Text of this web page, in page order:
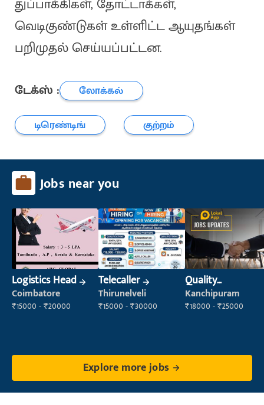
துப்பாக்கிகள், தோட்டாக்கள்,
வெடிகுண்டுகள் உள்ளிட்ட ஆயுதங்கள்
பறிமுதல் செய்யப்பட்டன.
டேக்ஸ் :
லோக்கல்
டிரெண்டிங்
குற்றம்
Jobs near you
Logistics Head
Coimbatore
₹15000 - ₹20000
Telecaller
Thirunelveli
₹15000 - ₹30000
Quality
Inspector
Kanchipuram
₹18000 - ₹25000
Explore more jobs